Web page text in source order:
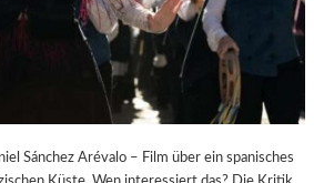
Sánchez Arévalo – Film über ein spanisches